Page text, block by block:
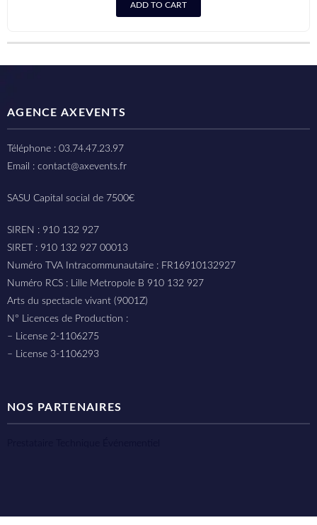
ADD TO CART
AGENCE AXEVENTS
Téléphone : 03.74.47.23.97
Email : contact@axevents.fr
SASU Capital social de 7500€
SIREN : 910 132 927
SIRET : 910 132 927 00013
Numéro TVA Intracommunautaire : FR16910132927
Numéro RCS : Lille Metropole B 910 132 927
Arts du spectacle vivant (9001Z)
N° Licences de Production :
– License 2-1106275
– License 3-1106293
NOS PARTENAIRES